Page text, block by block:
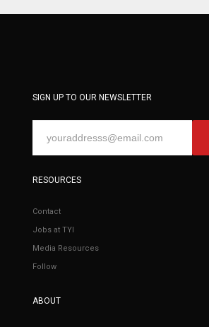
SIGN UP TO OUR NEWSLETTER
RESOURCES
Contact
Jobs at TYI
Media Resources
Follow
ABOUT